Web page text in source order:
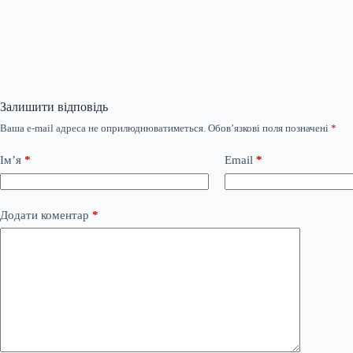
Залишити відповідь
Ваша e-mail адреса не оприлюднюватиметься. Обов’язкові поля позначені *
Ім’я * Email *
Додати коментар *